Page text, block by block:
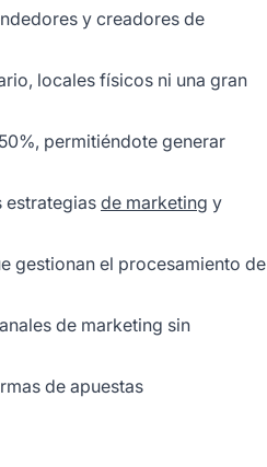
y creadores de
locales físicos ni una gran
permitiéndote generar
estrategias de marketing y
gestionan el procesamiento de
de marketing sin
de apuestas